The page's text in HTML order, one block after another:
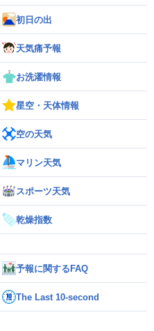
初日の出
天気痛予報
お洗濯情報
星空・天体情報
空の天気
マリン天気
スポーツ天気
乾燥指数
予報に関するFAQ
The Last 10-second